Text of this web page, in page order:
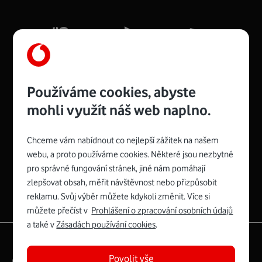
Více o COMPAL CH7465VF
Zyxel VMG8623-T50B:
Rozměry modemu jsou 16 x 22 x 7,5 cm (včetně stojánku)
a nabízí 4 gigabitové LAN porty a bezdrátové připojení Wi-
Fi ve verzích 802.11 b/g/n/ac pro frekvenci 2,4 GHz a
Mb/s.
Spojte se s Vodafonem
Používáme cookies, abyste
mohli využít náš web naplno.
Chceme vám nabídnout co nejlepší zážitek na našem
webu, a proto používáme cookies. Některé jsou nezbytné
pro správné fungování stránek, jiné nám pomáhají
zlepšovat obsah, měřit návštěvnost nebo přizpůsobit
reklamu. Svůj výběr můžete kdykoli změnit. Více si
můžete přečíst v Prohlášení o zpracování osobních údajů
a také vZásadách používání cookies.
Povolit vše